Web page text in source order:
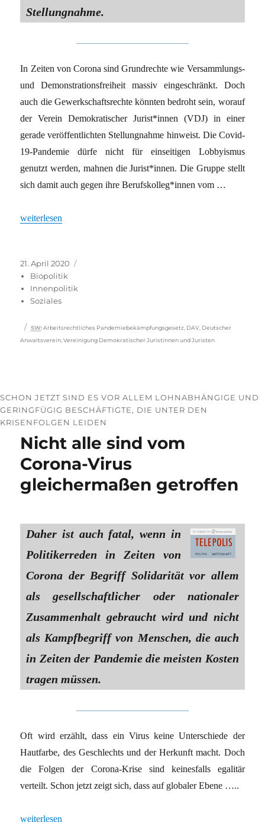
Stellungnahme.
In Zeiten von Corona sind Grundrechte wie Versammlungs-
und Demonstrationsfreiheit massiv eingeschränkt. Doch
auch die Gewerkschaftsrechte könnten bedroht sein, worauf
der Verein Demokratischer Jurist*innen (VDJ) in einer
gerade veröffentlichten Stellungnahme hinweist. Die Covid-
19-Pandemie dürfe nicht für einseitigen Lobbyismus
genutzt werden, mahnen die Jurist*innen. Die Gruppe stellt
sich damit auch gegen ihre Berufskolleg*innen vom …
„Juristen streiten übers Arbeitsrecht“
weiterlesen
Veröffentlicht
am
21. April 2020
Biopolitik
Innenpolitik
Soziales
Schlagwörter
SW: Arbeitsrechtliches Pandemiebekämpfungsgesetz DAV Deutscher
Anwaltsverein ,Vereinigung Demokratischer Juristinnen und Juristen
SCHON JETZT SIND ES VOR ALLEM LOHNABHÄNGIGE UND
GERINGFÜGIG BESCHÄFTIGTE, DIE UNTER DEN
KRISENFOLGEN LEIDEN
Nicht alle sind vom
Corona-Virus
gleichermaßen getroffen
Daher ist auch fatal, wenn in
Politikerreden in Zeiten von
Corona der Begriff Solidarität vor allem
als gesellschaftlicher oder nationaler
Zusammenhalt gebraucht wird und nicht
als Kampfbegriff von Menschen, die auch
in Zeiten der Pandemie die meisten Kosten
tragen müssen.
Oft wird erzählt, dass ein Virus keine Unterschiede der
Hautfarbe, des Geschlechts und der Herkunft macht. Doch
die Folgen der Corona-Krise sind keinesfalls egalitär
verteilt. Schon jetzt zeigt sich, dass auf globaler Ebene …..
„Nicht alle sind vom Corona-Virus gleichermaßen getroffen“
weiterlesen